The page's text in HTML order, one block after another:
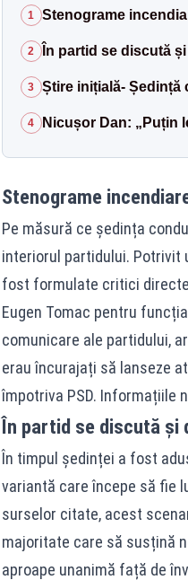
1 Stenograme
2 În partid se discută
3 Știre inițială- Ședință
4 Nicușor Dan: „Puțin
Stenograme
Pe măsură ce ședința
interiorul partidului. Potrivit
fost formulate critici
Eugen Tomac pentru
comunicare ale partidului,
erau încurajați să lanseze
împotriva PSD. Informațiile
În partid se discută și
În timpul ședinței a fost
variantă care începe să fie
surselor citate, acest
majoritate care să susțină
aproape unanimă față de